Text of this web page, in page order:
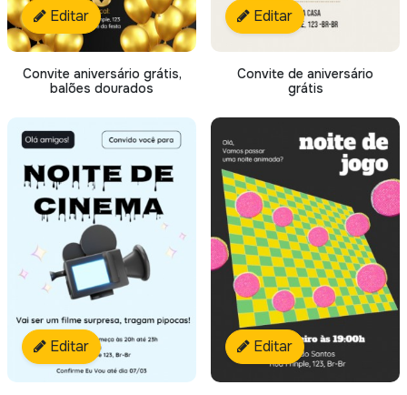
Editar
Convite aniversário grátis,
balões dourados
Editar
Convite de aniversário
grátis
Editar Editar